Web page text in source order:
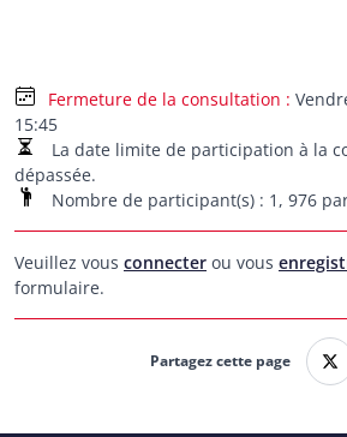
15:45
La date limite de participation à la
dépassée.
Nombre de participant(s) : 1, 976
Veuillez vous connecter ou vous
formulaire.
Partagez cette page